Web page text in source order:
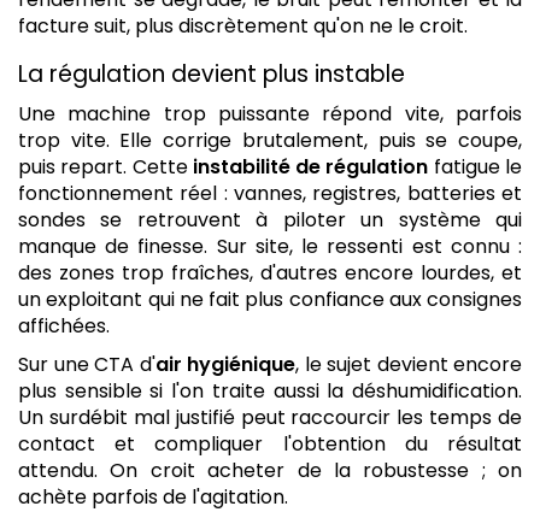
facture suit, plus discrètement qu'on ne le croit.
La régulation devient plus instable
Une machine trop puissante répond vite, parfois
trop vite. Elle corrige brutalement, puis se coupe,
puis repart. Cette instabilité de régulation fatigue le
fonctionnement réel : vannes, registres, batteries et
sondes se retrouvent à piloter un système qui
manque de finesse. Sur site, le ressenti est connu :
des zones trop fraîches, d'autres encore lourdes, et
un exploitant qui ne fait plus confiance aux consignes
affichées.
Sur une CTA d'air hygiénique, le sujet devient encore
plus sensible si l'on traite aussi la déshumidification.
Un surdébit mal justifié peut raccourcir les temps de
contact et compliquer l'obtention du résultat
attendu. On croit acheter de la robustesse ; on
achète parfois de l'agitation.